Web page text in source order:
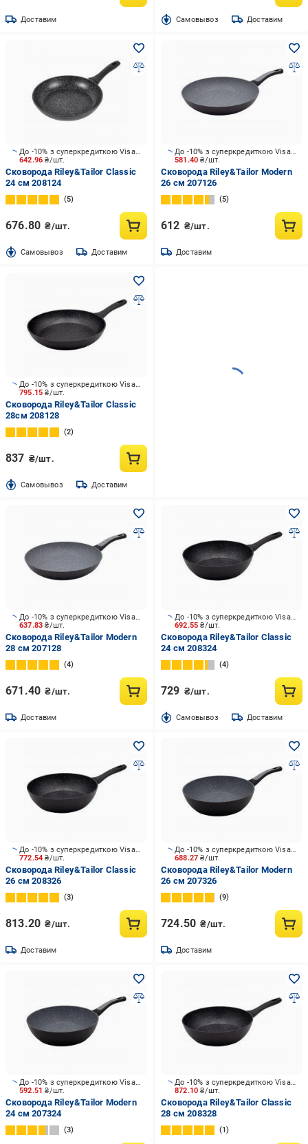
Доставим Cамовывоз Доставим
642.96₴/шт.
До -10% з суперкредиткою Visa Вигода
Сковорода Riley&Tailor Classic
24 см 208124
5
676.80 ₴/шт.
Cамовывоз Доставим
581.40₴/шт.
До -10% з суперкредиткою Visa Вигода
Сковорода Riley&Tailor Modern
26 см 207126
5
612 ₴/шт.
Доставим
795.15₴/шт.
До -10% з суперкредиткою Visa Вигода
Сковорода Riley&Tailor Classic
28см 208128
2
837 ₴/шт.
Cамовывоз Доставим
637.83₴/шт.
До -10% з суперкредиткою Visa Вигода
Сковорода Riley&Tailor Modern
28 см 207128
4
671.40 ₴/шт.
Доставим
692.55₴/шт.
До -10% з суперкредиткою Visa Вигода
Сковорода Riley&Tailor Classic
24 см 208324
4
729 ₴/шт.
Cамовывоз Доставим
772.54₴/шт.
До -10% з суперкредиткою Visa Вигода
Сковорода Riley&Tailor Classic
26 см 208326
3
813.20 ₴/шт.
Доставим
688.27₴/шт.
До -10% з суперкредиткою Visa Вигода
Сковорода Riley&Tailor Modern
26 см 207326
9
724.50 ₴/шт.
Доставим
592.51₴/шт.
До -10% з суперкредиткою Visa Вигода
Сковорода Riley&Tailor Modern
24 см 207324
3
872.10₴/шт.
До -10% з суперкредиткою Visa Вигода
Сковорода Riley&Tailor Classic
28 см 208328
1